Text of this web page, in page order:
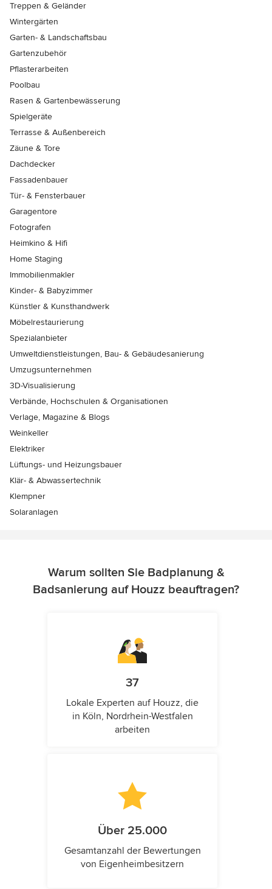
Treppen & Geländer
Wintergärten
Garten- & Landschaftsbau
Gartenzubehör
Pflasterarbeiten
Poolbau
Rasen & Gartenbewässerung
Spielgeräte
Terrasse & Außenbereich
Zäune & Tore
Dachdecker
Fassadenbauer
Tür- & Fensterbauer
Garagentore
Fotografen
Heimkino & Hifi
Home Staging
Immobilienmakler
Kinder- & Babyzimmer
Künstler & Kunsthandwerk
Möbelrestaurierung
Spezialanbieter
Umweltdienstleistungen, Bau- & Gebäudesanierung
Umzugsunternehmen
3D-Visualisierung
Verbände, Hochschulen & Organisationen
Verlage, Magazine & Blogs
Weinkeller
Elektriker
Lüftungs- und Heizungsbauer
Klär- & Abwassertechnik
Klempner
Solaranlagen
Warum sollten Sie Badplanung &
Badsanierung auf Houzz beauftragen?
37
Lokale Experten auf Houzz, die
in Köln, Nordrhein-Westfalen
arbeiten
Über 25.000
Gesamtanzahl der Bewertungen
von Eigenheimbesitzern